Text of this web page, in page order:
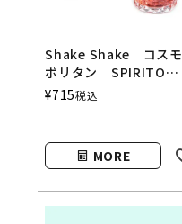
Shake Shake コスモ
ポリタン SPIRITO
COCKTAILS（シェイク
¥715税込
MORE